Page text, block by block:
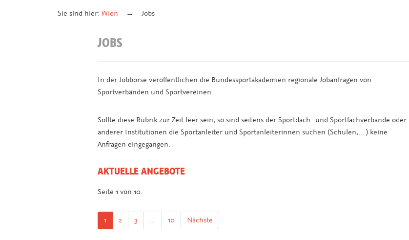
Sie sind hier: Wien Jobs
JOBS
In der Jobbörse veröffentlichen die Bundessportakademien regionale Jobanfragen von
Sportverbänden und Sportvereinen.
Sollte diese Rubrik zur Zeit leer sein, so sind seitens der Sportdach- und Sportfachverbände oder
anderer Institutionen die Sportanleiter und Sportanleiterinnen suchen (Schulen,... ) keine
Anfragen eingegangen.
AKTUELLE ANGEBOTE
Seite 1 von 10.
1 2 3 ... 10 Nächste